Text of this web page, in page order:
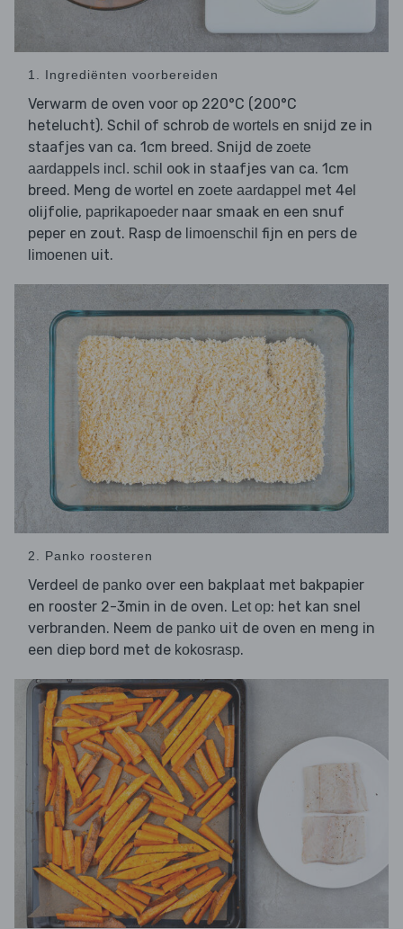
1. Ingrediënten voorbereiden
Verwarm de oven voor op 220°C (200°C
hetelucht). Schil of schrob de wortels en snijd ze in
staafjes van ca. 1cm breed. Snijd de zoete
aardappels incl. schil ook in staafjes van ca. 1cm
breed. Meng de wortel en zoete aardappel met 4el
olijfolie, paprikapoeder naar smaak en een snuf
peper en zout. Rasp de limoenschil fijn en pers de
limoenen uit.
2. Panko roosteren
Verdeel de panko over een bakplaat met bakpapier
en rooster 2-3min in de oven. Let op: het kan snel
verbranden. Neem de panko uit de oven en meng in
een diep bord met de kokosrasp.